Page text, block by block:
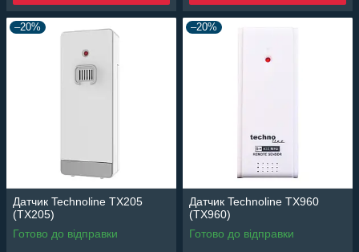
–20%
Датчик Technoline TX205
(TX205)
Готово до відправки
–20%
Датчик Technoline TX960
(TX960)
Готово до відправки